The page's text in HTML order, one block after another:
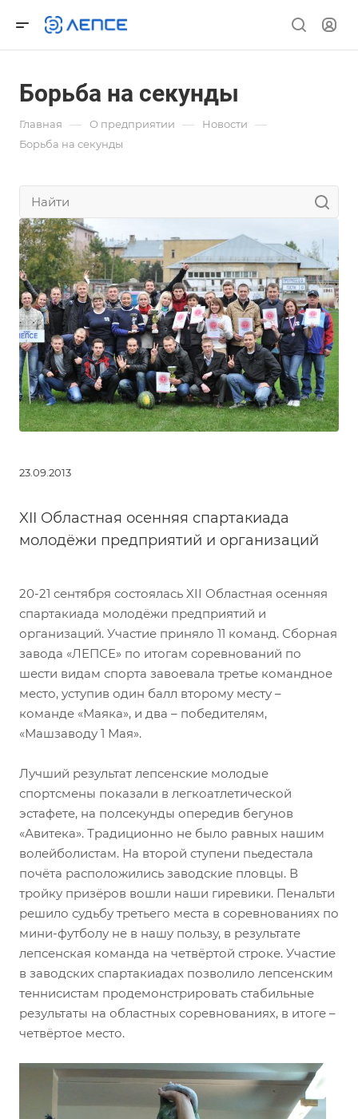
Борьба на секунды
Главная — О предприятии — Новости —
Борьба на секунды
23.09.2013
XII Областная осенняя спартакиада
молодёжи предприятий и организаций
20-21 сентября состоялась XII Областная осенняя
спартакиада молодёжи предприятий и
организаций. Участие приняло 11 команд. Сборная
завода «ЛЕПСЕ» по итогам соревнований по
шести видам спорта завоевала третье командное
место, уступив один балл второму месту –
команде «Маяка», и два – победителям,
«Машзаводу 1 Мая».
Лучший результат лепсенские молодые
спортсмены показали в легкоатлетической
эстафете, на полсекунды опередив бегунов
«Авитека». Традиционно не было равных нашим
волейболистам. На второй ступени пьедестала
почёта расположились заводские пловцы. В
тройку призёров вошли наши гиревики. Пенальти
решило судьбу третьего места в соревнованиях по
мини-футболу не в нашу пользу, в результате
лепсенская команда на четвёртой строке. Участие
в заводских спартакиадах позволило лепсенским
теннисистам продемонстрировать стабильные
результаты на областных соревнованиях, в итоге –
четвёртое место.